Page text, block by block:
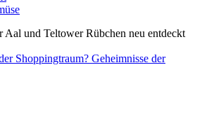
Aal und Teltower Rübchen neu entdeckt
Shoppingtraum? Geheimnisse der